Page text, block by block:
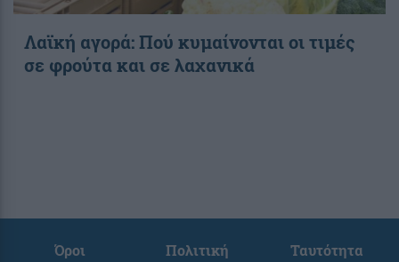
Λαϊκή αγορά: Πού κυμαίνονται οι τιμές
σε φρούτα και σε λαχανικά
Όροι
Πολιτική
Ταυτότητα